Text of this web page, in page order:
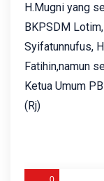
H.Mugni yang
BKPSDM
Syifatunnufus,
Fatihin,namun
Ketua Umum
(Rj)